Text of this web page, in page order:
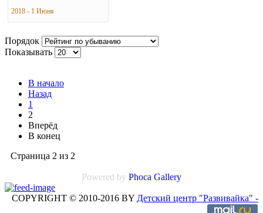
2018 - 1 Июня
Порядок
Показывать
В начало
Назад
1
2
Вперёд
В конец
Страница 2 из 2
Powered by Phoca Gallery
COPYRIGHT © 2010-2016 BY Детский центр "Развивайка" -